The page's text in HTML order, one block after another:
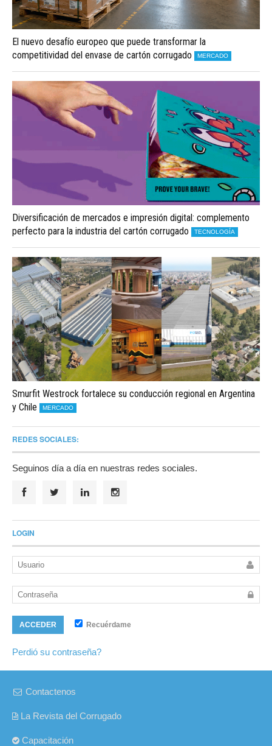
El nuevo desafío europeo que puede transformar la
competitividad del envase de cartón corrugado
MERCADO
Diversificación de mercados e impresión digital: complemento
perfecto para la industria del cartón corrugado
TECNOLOGÍA
Smurfit Westrock fortalece su conducción regional en Argentina
y Chile
MERCADO
REDES SOCIALES:
Seguinos día a día en nuestras redes sociales.
LOGIN
ACCEDER Recuérdame
Perdió su contraseña?
Contactenos
La Revista del Corrugado
Capacitación